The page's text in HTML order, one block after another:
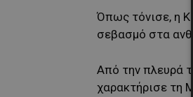
Όπως τόνισε, η
σεβασμό στα
Από την πλευρά
χαρακτήρισε τη